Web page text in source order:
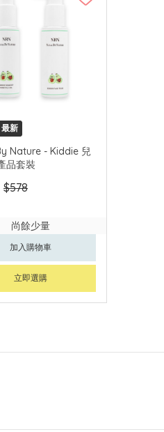
最新
Nature - Kiddie 兒
品套裝
$578
尚餘少量
加入購物車
立即選購